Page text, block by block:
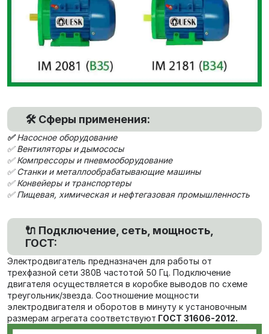
🛠 Сферы применения:
✅Насосное оборудование
✅ Вентиляторы и дымососы
✅ Компрессоры и пневмооборудование
✅ Станки и металлообрабатывающие машины
✅ Конвейеры и транспортеры
✅ Пищевая, химическая и нефтегазовая промышленность
🔌 Подключение, сеть, мощность,
ГОСТ:
Электродвигатель предназначен для работы от
трехфазной сети 380В частотой 50 Гц. Подключение
двигателя осуществляется в коробке выводов по схеме
треугольник/звезда. Соотношение мощности
электродвигателя и оборотов в минуту к установочным
размерам агрегата соответствуют ГОСТ 31606-2012.